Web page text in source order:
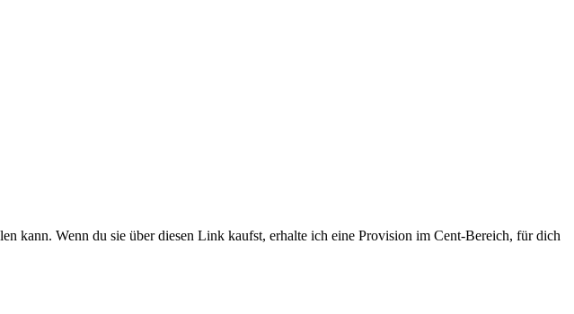
Wenn du sie über diesen Link kaufst, erhalte ich eine Provision im Cent-Bereich, für dich